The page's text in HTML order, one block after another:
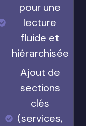
pour une
lecture
fluide et
hiérarchisée
Ajout de
sections
clés
(services,